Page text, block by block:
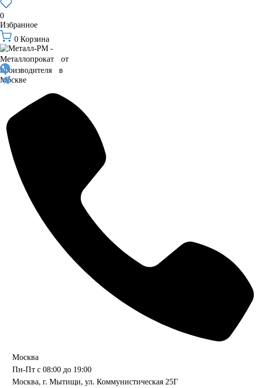
0
Избранное
0 Корзина
Москва
Пн-Пт с 08:00 до 19:00
Москва, г. Мытищи, ул. Коммунистическая 25Г